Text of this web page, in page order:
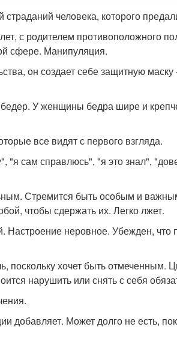
человека, которого
с родителем противоположного
сфере. Манипуляция.
он создает себе защитную маску
У женщины бедра шире и
все видят с первого взгляда.
сам справлюсь", "я это знал",
Стремится быть особым и
чтобы сдержать их. Легко лжет.
неровное. Убежден, что
поскольку хочет быть отмеченным.
нарушить или снять с себя
добавляет. Может долго не есть,